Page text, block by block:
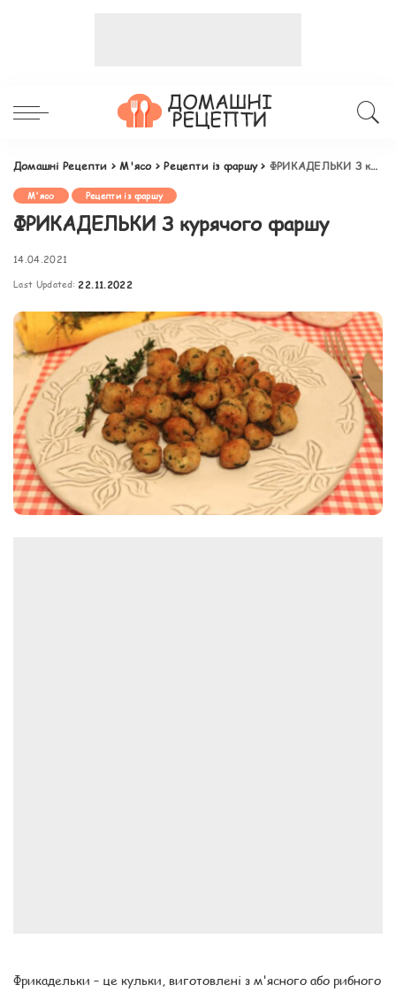
Домашні Рецепти >М'ясо>Рецепти із фаршу> ФРИКАДЕЛЬКИ З курячого фаршу
М'ясо Рецепти із фаршу
ФРИКАДЕЛЬКИ З курячого фаршу
14.04.2021
Last Updated: 22.11.2022
Фрикадельки – це кульки, виготовлені з м'ясного або рибного